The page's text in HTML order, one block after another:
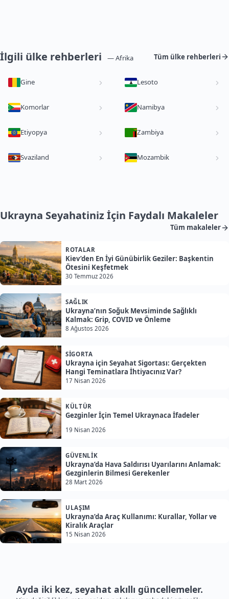
İlgili ülke rehberleri — Afrika Tüm ülke rehberleri
Gine Lesoto
Komorlar Namibya
Etiyopya Zambiya
Svaziland Mozambik
Ukrayna Seyahatiniz İçin Faydalı Makaleler
Tüm makaleler
ROTALAR
Kiev’den En İyi Günübirlik Geziler: Başkentin
Ötesini Keşfetmek
30 Temmuz 2026
SAĞLIK
Ukrayna’nın Soğuk Mevsiminde Sağlıklı
Kalmak: Grip, COVID ve Önleme
8 Ağustos 2026
SIGORTA
Ukrayna için Seyahat Sigortası: Gerçekten
Hangi Teminatlara İhtiyacınız Var?
17 Nisan 2026
KÜLTÜR
Gezginler İçin Temel Ukraynaca İfadeler
19 Nisan 2026
GÜVENLIK
Ukrayna’da Hava Saldırısı Uyarılarını Anlamak:
Gezginlerin Bilmesi Gerekenler
28 Mart 2026
ULAŞIM
Ukrayna’da Araç Kullanımı: Kurallar, Yollar ve
Kiralık Araçlar
15 Nisan 2026
Ayda iki kez, seyahat akıllı güncellemeler.